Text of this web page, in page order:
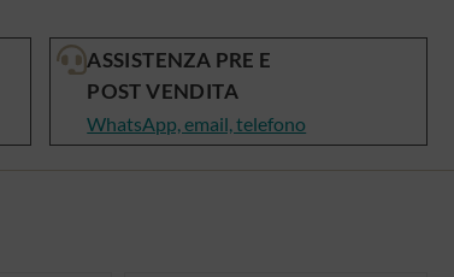
ASSISTENZA PRE E
POST VENDITA
WhatsApp, email, telefono